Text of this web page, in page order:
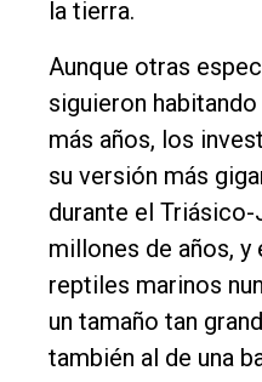
la tierra.
Aunque otras
siguieron
más años, los
su versión más
durante el
millones de años,
reptiles marinos
un tamaño tan
también al de una